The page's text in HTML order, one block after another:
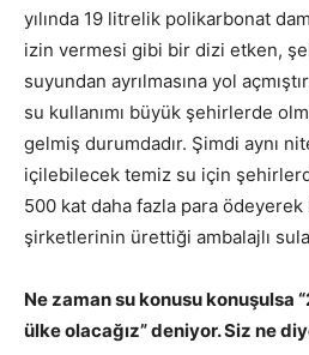
yılında 19 litrelik polikarbonat
izin vermesi gibi bir dizi etken,
suyundan ayrılmasına yol
su kullanımı büyük şehirlerde
gelmiş durumdadır. Şimdi aynı
içilebilecek temiz su için
500 kat daha fazla para ödeyerek
şirketlerinin ürettiği ambalajlı
Ne zaman su konusu konuşulsa
ülke olacağız” deniyor. Siz ne